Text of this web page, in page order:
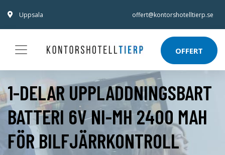
Uppsala offert@kontorshotelltierp.se
OFFERT
1-DELAR UPPLADDNINGSBART
BATTERI 6V NI-MH 2400 MAH
FÖR BILFJÄRRKONTROLL